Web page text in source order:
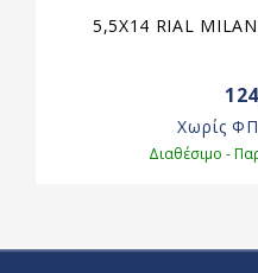
5,5X14 RIAL
Χωρίς
Διαθέσιμο -